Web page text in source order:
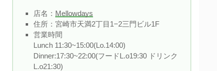
店名： Mellowdays
住所：宮崎市天満2丁目1−2三門ビル1F
営業時間
Lunch 11:30~15:00(Lo.14:00)
Dinner:17:30~22:00(フードL.o19:30 ドリンク
L.o21:30)